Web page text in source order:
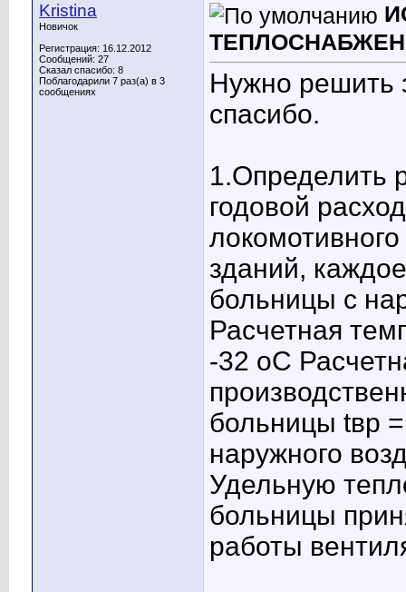
Kristina
Новичок
Регистрация: 16.12.2012
Сообщений: 27
Сказал спасибо: 8
Поблагодарили 7 раз(а) в 3
сообщениях
Нужно решить
спасибо.
1.Определить
годовой
зданий,
больницы с
Расчетная
-32 оС
больницы tвр
наружного
Удельную
больницы
работы